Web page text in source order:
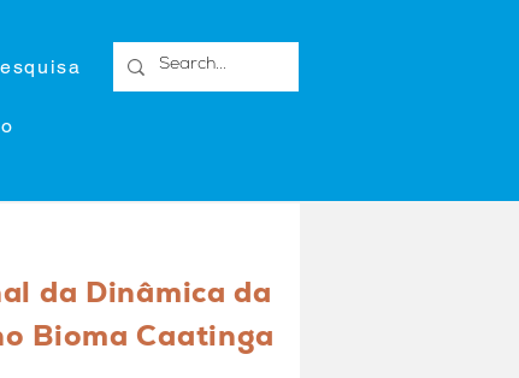
da Dinâmica da
Bioma Caatinga